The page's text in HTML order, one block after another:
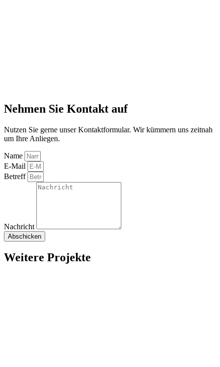
Nehmen Sie Kontakt auf
Nutzen Sie gerne unser Kontaktformular. Wir kümmern uns zeitnah
um Ihre Anliegen.
Name
E-Mail
Betreff
Nachricht
Abschicken
Weitere Projekte